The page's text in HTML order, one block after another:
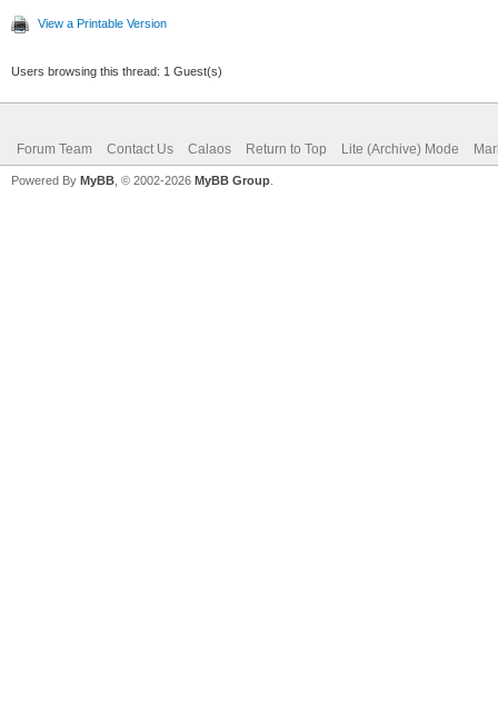
View a Printable Version
Users browsing this thread: 1 Guest(s)
Forum Team Contact Us Calaos Return to Top Lite (Archive) Mode
Powered By MyBB , © 2002-2026 MyBB Group